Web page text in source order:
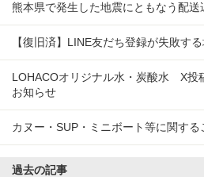
熊本県で発生した地震にともなう配
【復旧済】LINE友だち登録が失敗す
LOHACOオリジナル水・炭酸水 X
お知らせ
カヌー・SUP・ミニボート等に関する
過去の記事